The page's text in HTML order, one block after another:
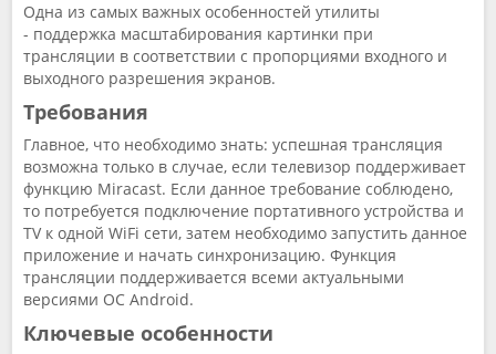
Одна из самых важных особенностей утилиты
- поддержка масштабирования картинки при
трансляции в соответствии с пропорциями входного и
выходного разрешения экранов.
Требования
Главное, что необходимо знать: успешная трансляция
возможна только в случае, если телевизор поддерживает
функцию Miracast. Если данное требование соблюдено,
то потребуется подключение портативного устройства и
TV к одной WiFi сети, затем необходимо запустить данное
приложение и начать синхронизацию. Функция
трансляции поддерживается всеми актуальными
версиями ОС Android.
Ключевые особенности